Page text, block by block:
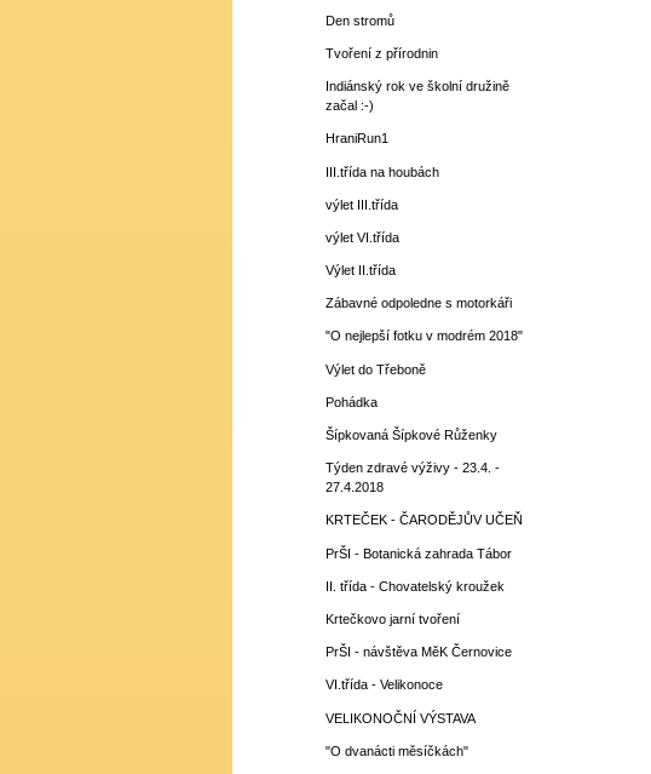
Den stromů
Tvoření z přírodnin
Indiánský rok ve školní družině
začal :-)
HraniRun1
III.třída na houbách
výlet III.třída
výlet VI.třída
Výlet II.třída
Zábavné odpoledne s motorkáři
"O nejlepší fotku v modrém 2018"
Výlet do Třeboně
Pohádka
Šípkovaná Šípkové Růženky
Týden zdravé výživy - 23.4. -
27.4.2018
KRTEČEK - ČARODĚJŮV UČEŇ
PrŠI - Botanická zahrada Tábor
II. třída - Chovatelský kroužek
Krtečkovo jarní tvoření
PrŠI - návštěva MěK Černovice
VI.třída - Velikonoce
VELIKONOČNÍ VÝSTAVA
"O dvanácti měsíčkách"